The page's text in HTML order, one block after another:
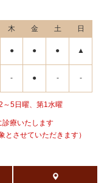
木 金 土
日
● ● ● ▲
- ● - -
～5日曜、第1水曜
療いたします
とさせていただきます）